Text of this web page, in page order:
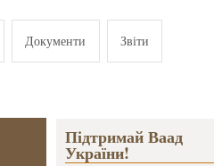
Документи Звіти
Підтримай Ваад
України!